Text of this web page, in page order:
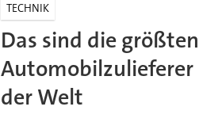
TECHNIK
Das sind die größten
Automobilzulieferer
der Welt